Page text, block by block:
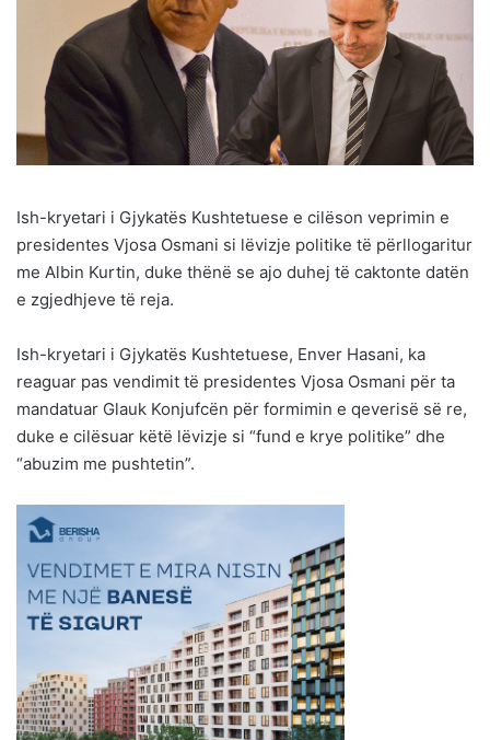
Ish-kryetari i Gjykatës Kushtetuese e cilëson veprimin e
presidentes Vjosa Osmani si lëvizje politike të përllogaritur
me Albin Kurtin, duke thënë se ajo duhej të caktonte datën
e zgjedhjeve të reja.
Ish-kryetari i Gjykatës Kushtetuese, Enver Hasani, ka
reaguar pas vendimit të presidentes Vjosa Osmani për ta
mandatuar Glauk Konjufcën për formimin e qeverisë së re,
duke e cilësuar këtë lëvizje si “fund e krye politike” dhe
“abuzim me pushtetin”.